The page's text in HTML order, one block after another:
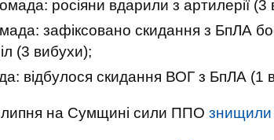
росіяни вдарили з артилерії (3
зафіксовано скидання з БпЛА
(3 вибухи);
відбулося скидання ВОГ з БпЛА (1
липня на Сумщині сили ППО знищили